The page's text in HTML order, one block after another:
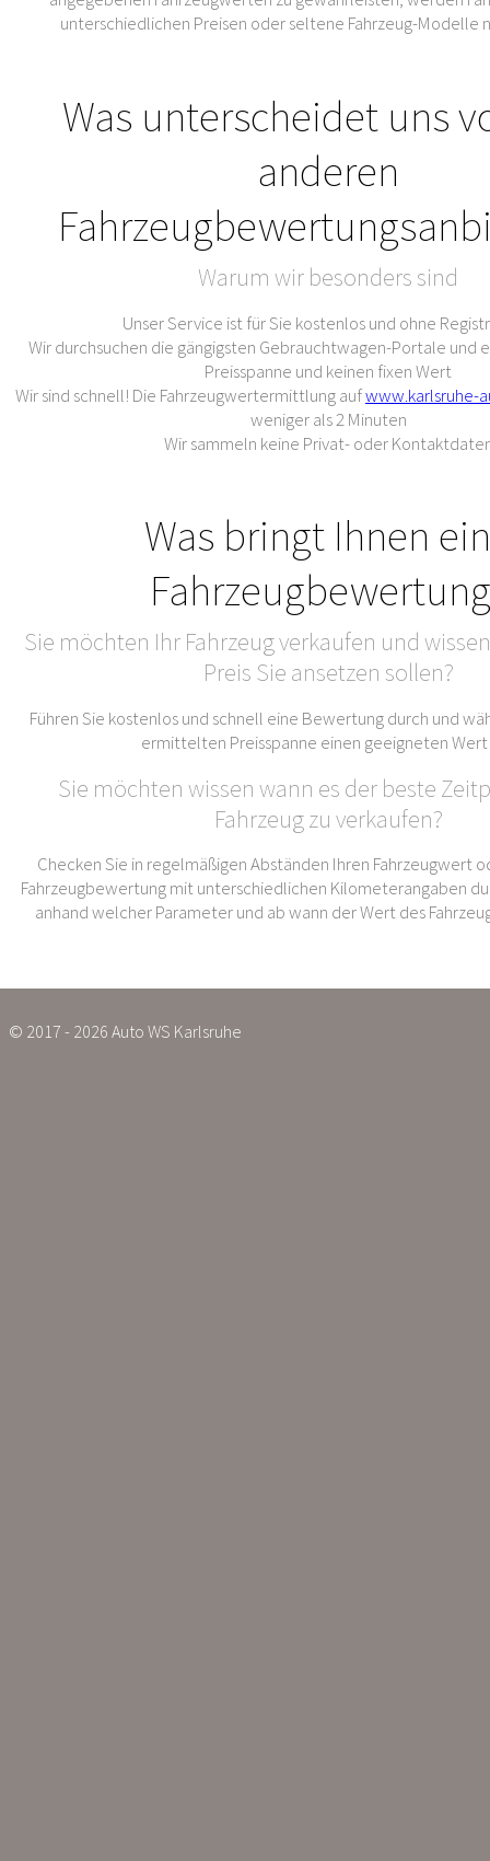
unterschiedlichen Preisen oder seltene Fahrzeug-
Was unterscheidet uns
anderen
Warum wir besonders sind
Unser Service ist für Sie kostenlos und ohne
Wir durchsuchen die gängigsten Gebrauchtwagen-Portale und
Preisspanne und keinen fixen Wert
Wir sind schnell! Die Fahrzeugwertermittlung aufwww.karlsruhe-
weniger als 2 Minuten
Wir sammeln keine Privat- oder
Was bringt Ihnen
Sie möchten Ihr Fahrzeug verkaufen und
Preis Sie ansetzen sollen?
Führen Sie kostenlos und schnell eine Bewertung durch und
ermittelten Preisspanne einen geeigneten Wert
Sie möchten wissen wann es der beste
Fahrzeug zu verkaufen?
Checken Sie in regelmäßigen Abständen Ihren Fahrzeugwert
Fahrzeugbewertung mit unterschiedlichen Kilometerangaben
anhand welcher Parameter und ab wann der Wert des
© 2017 - 2026 Auto WS Karlsruhe